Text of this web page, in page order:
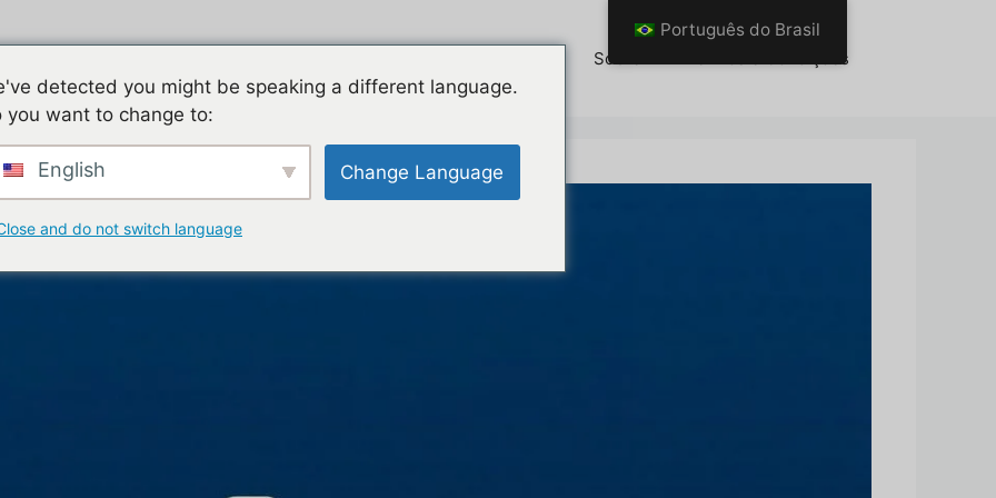
Sobre Termos e Condições
Português do Brasil
detected you might be speaking a different language.
you want to change to:
English Change Language
and do not switch language